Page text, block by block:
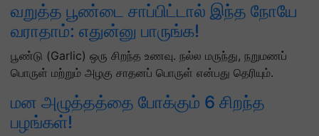
வறுத்த பூண்டை சாப்பிட்டால் இந்த நோயே
வராதாம்: எதுன்னு பாருங்க!
பூண்டு (Garlic) ஒரு சிறந்த உணவு. நல்ல மருந்து, நறுமணப்
பொருள் மற்றும் அழகு சாதனப் பொருள் என்பது தெரியும்.
மன அழுத்தத்தை போக்கும் 6 சிறந்த
பழங்கள்!